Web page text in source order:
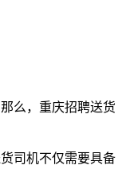
么，重庆招聘送货
司机不仅需要具备